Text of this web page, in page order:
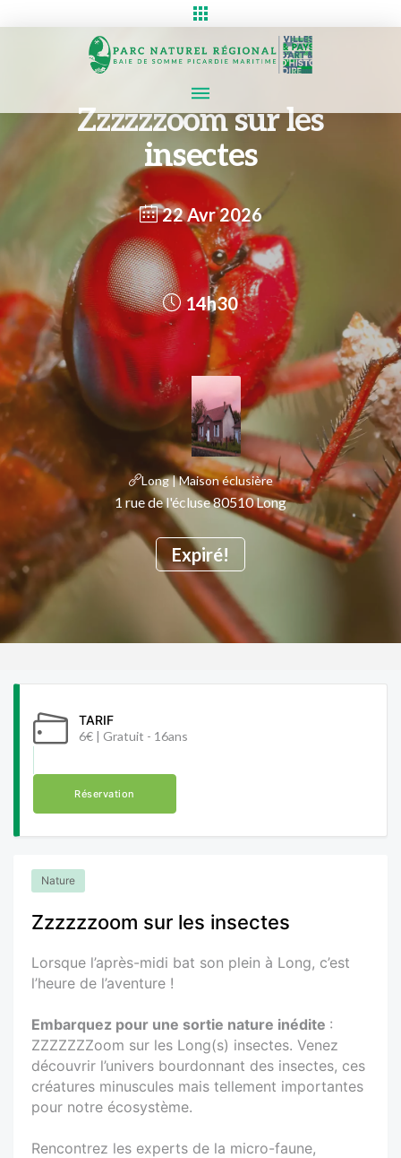
Zzzzzzoom sur les
insectes
22 Avr 2026
Expiré!
14h30
Long | Maison éclusière
1 rue de l'écluse 80510 Long
TARIF
6€ | Gratuit - 16ans
Réservation
Nature
Zzzzzzoom sur les insectes
Lorsque l’après-midi bat son plein à Long, c’est
l’heure de l’aventure !
Embarquez pour une sortie nature inédite :
ZZZZZZZoom sur les Long(s) insectes. Venez
découvrir l’univers bourdonnant des insectes, ces
créatures minuscules mais tellement importantes
pour notre écosystème.
Rencontrez les experts de la micro-faune,